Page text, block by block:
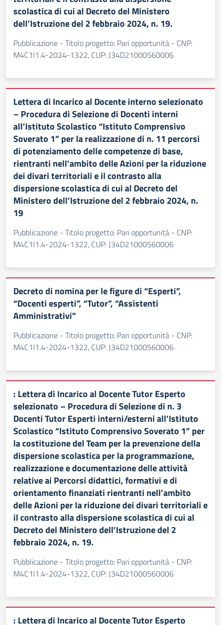
scolastica di cui al Decreto del Ministero
dell’Istruzione del 2 febbraio 2024, n. 19.
Pubblicazione - Titolo progetto: Pari opportunità - CNP:
M4C1I1.4-2024-1322, CUP: J34D21000560006
Lettera di Incarico al Docente interno selezionato
– Procedura di Selezione di Docenti interni
all’Istituto Scolastico “Istituto Comprensivo
Soverato 1” per la realizzazione di n. 11 percorsi
di potenziamento delle competenze di base,
rientranti nell’ambito delle Azioni per la riduzione
dei divari territoriali e il contrasto alla
dispersione scolastica di cui al Decreto del
Ministero dell’Istruzione del 2 febbraio 2024, n.
19
Pubblicazione - Titolo progetto: Pari opportunità - CNP:
M4C1I1.4-2024-1322, CUP: J34D21000560006
Decreto di nomina per le figure di “Esperti”,
“Docenti esperti”, “Tutor”, “Assistenti
Amministrativi”
Pubblicazione - Titolo progetto: Pari opportunità - CNP:
M4C1I1.4-2024-1322, CUP: J34D21000560006
: Lettera di Incarico al Docente Tutor Esperto
selezionato – Procedura di Selezione di n. 3
Docenti Tutor Esperti interni/esterni all’Istituto
Scolastico “Istituto Comprensivo Soverato 1” per
la costituzione del Team per la prevenzione della
dispersione scolastica per la programmazione,
realizzazione e documentazione delle attività
relative ai Percorsi didattici, formativi e di
orientamento finanziati rientranti nell’ambito
delle Azioni per la riduzione dei divari territoriali e
il contrasto alla dispersione scolastica di cui al
Decreto del Ministero dell’Istruzione del 2
febbraio 2024, n. 19.
Pubblicazione - Titolo progetto: Pari opportunità - CNP:
M4C1I1.4-2024-1322, CUP: J34D21000560006
: Lettera di Incarico al Docente Tutor Esperto